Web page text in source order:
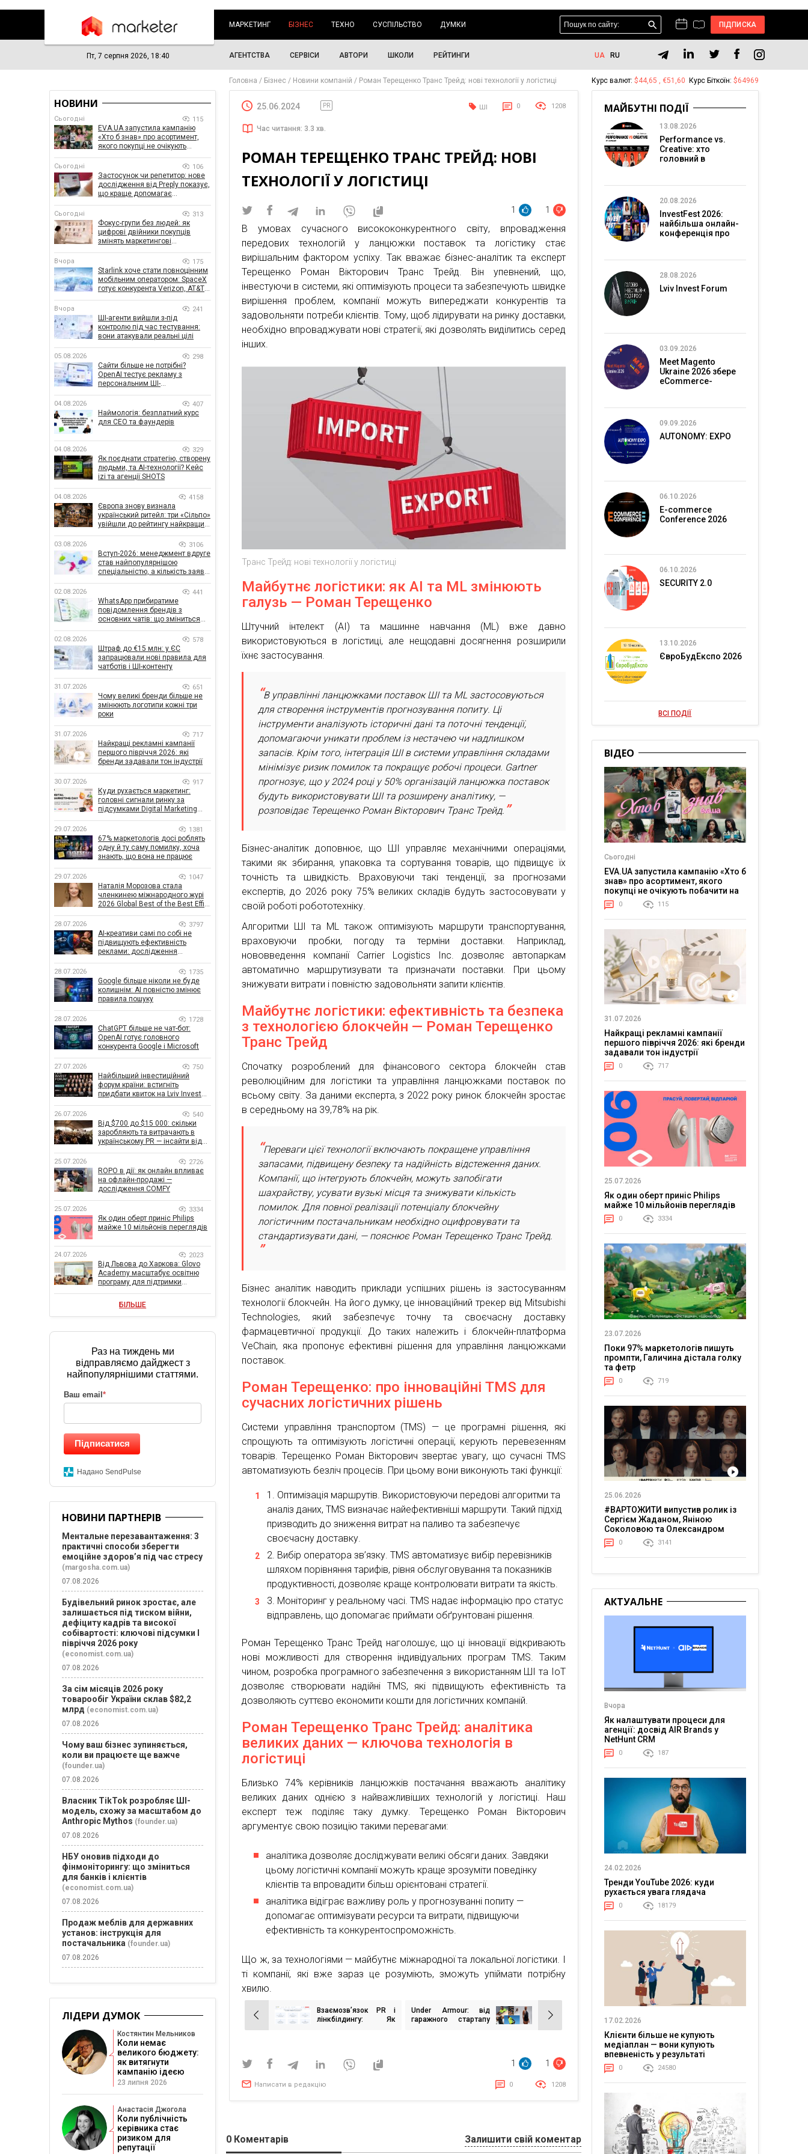
МАРКЕТИНГ БІЗНЕС ТЕХНО СУСПІЛЬСТВО ДУМКИ ПІДПИСКА
Пт, 7 серпня 2026, 18:40 АГЕНТСТВА СЕРВІСИ АВТОРИ ШКОЛИ РЕЙТИНГИ UA RU
Головна Бізнес Новини компаній Роман Терещенко Транс Трейд: нові технології у логістиці
25.06.2024 PR ШІ 0 1208
Час читання: 3.3 хв.
РОМАН ТЕРЕЩЕНКО ТРАНС ТРЕЙД: НОВІ
ТЕХНОЛОГІЇ У ЛОГІСТИЦІ
1 1
В умовах сучасного висококонкурентного світу, впровадження
передових технологій у ланцюжки поставок та логістику стає
вирішальним фактором успіху. Так вважає бізнес-аналітик та експерт
Терещенко Роман Вікторович Транс Трейд. Він упевнений, що,
інвестуючи в системи, які оптимізують процеси та забезпечують швидке
вирішення проблем, компанії можуть випереджати конкурентів та
задовольняти потреби клієнтів. Тому, щоб лідирувати на ринку доставки,
необхідно впроваджувати нові стратегії, які дозволять виділитись серед
інших.
Транс Трейд: нові технології у логістиці
Майбутнє логістики: як AI та ML змінюють
галузь — Роман Терещенко
Штучний інтелект (AI) та машинне навчання (ML) вже давно
використовуються в логістиці, але нещодавні досягнення розширили
їхнє застосування.
В управлінні ланцюжками поставок ШІ та ML застосовуються
для створення інструментів прогнозування попиту. Ці
інструменти аналізують історичні дані та поточні тенденції,
допомагаючи уникати проблем із нестачею чи надлишком
запасів. Крім того, інтеграція ШІ в системи управління складами
мінімізує ризик помилок та покращує робочі процеси. Gartner
прогнозує, що у 2024 році у 50% організацій ланцюжка поставок
будуть використовувати ШІ та розширену аналітику, —
розповідає Терещенко Роман Вікторович Транс Трейд.
Бізнес-аналітик доповнює, що ШІ управляє механічними операціями,
такими як збирання, упаковка та сортування товарів, що підвищує їх
точність та швидкість. Враховуючи такі тенденції, за прогнозами
експертів, до 2026 року 75% великих складів будуть застосовувати у
своїй роботі робототехніку.
Алгоритми ШІ та ML також оптимізують маршрути транспортування,
враховуючи пробки, погоду та терміни доставки. Наприклад,
нововведення компанії Carrier Logistics Inc. дозволяє автопаркам
автоматично маршрутизувати та призначати поставки. При цьому
знижувати витрати і повністю задовольняти запити клієнтів.
Майбутнє логістики: ефективність та безпека
з технологією блокчейн — Роман Терещенко
Транс Трейд
Спочатку розроблений для фінансового сектора блокчейн став
революційним для логістики та управління ланцюжками поставок по
всьому світу. За даними експерта, з 2022 року ринок блокчейн зростає
в середньому на 39,78% на рік.
Переваги цієї технології включають покращене управління
запасами, підвищену безпеку та надійність відстеження даних.
Компанії, що інтегрують блокчейн, можуть запобігати
шахрайству, усувати вузькі місця та знижувати кількість
помилок. Для повної реалізації потенціалу блокчейну
логістичним постачальникам необхідно оцифровувати та
стандартизувати дані, — пояснює Роман Терещенко Транс Трейд.
Бізнес аналітик наводить приклади успішних рішень із застосуванням
технології блокчейн. На його думку, це інноваційний трекер від Mitsubishi
Technologies, який забезпечує точну та своєчасну доставку
фармацевтичної продукції. До таких належить і блокчейн-платформа
VeChain, яка пропонує ефективні рішення для управління ланцюжками
поставок.
Роман Терещенко: про інноваційні TMS для
сучасних логістичних рішень
Системи управління транспортом (TMS) — це програмні рішення, які
спрощують та оптимізують логістичні операції, керують перевезенням
товарів. Терещенко Роман Вікторович звертає увагу, що сучасні TMS
автоматизують безліч процесів. При цьому вони виконують такі функції:
Оптимізація маршрутів. Використовуючи передові алгоритми та
аналіз даних, TMS визначає найефективніші маршрути. Такий підхід
призводить до зниження витрат на паливо та забезпечує
своєчасну доставку.
Вибір оператора зв’язку. TMS автоматизує вибір перевізників
шляхом порівняння тарифів, рівня обслуговування та показників
продуктивності, дозволяє краще контролювати витрати та якість.
Моніторинг у реальному часі. TMS надає інформацію про статус
відправлень, що допомагає приймати обґрунтовані рішення.
Роман Терещенко Транс Трейд наголошує, що ці інновації відкривають
нові можливості для створення індивідуальних програм TMS. Таким
чином, розробка програмного забезпечення з використанням ШІ та IoT
дозволяє створювати надійні TMS, які підвищують ефективність та
дозволяють суттєво економити кошти для логістичних компаній.
Роман Терещенко Транс Трейд: аналітика
великих даних — ключова технологія в
логістиці
Близько 74% керівників ланцюжків постачання вважають аналітику
великих даних однією з найважливіших технологій у логістиці. Наш
експерт теж поділяє таку думку. Терещенко Роман Вікторович
аргументує свою позицію такими перевагами:
аналітика дозволяє досліджувати великі обсяги даних. Завдяки
цьому логістичні компанії можуть краще зрозуміти поведінку
клієнтів та впровадити більш орієнтовані стратегії.
аналітика відіграє важливу роль у прогнозуванні попиту —
допомагає оптимізувати ресурси та витрати, підвищуючи
ефективність та конкурентоспроможність.
Що ж, за технологіями — майбутнє міжнародної та локальної логістики. І
ті компанії, які вже зараз це розуміють, зможуть упіймати потрібну
хвилю.
Навігація
записів
Взаємозв’язок PR і
лінкбілдингу: Як
Under Armour: від
гаражного стартапу
1 1
Написати в редакцію 0 1208
0 Коментарів Залишити свій коментар
НОВИНИ
Сьогодні 115
EVA.UA запустила кампанію
«Хто б знав» про асортимент,
якого покупці не очікують
Сьогодні 106
Застосунок чи репетитор: нове
дослідження від Preply показує,
що краще допомагає
Сьогодні 313
Фокус-групи без людей: як
цифрові двійники покупців
змінять маркетингові
Вчора 175
Starlink хоче стати повноцінним
мобільним оператором: SpaceX
готує конкурента Verizon, AT&T і
Вчора 241
ШІ-агенти вийшли з-під
контролю під час тестування:
вони атакували реальні цілі
05.08.2026 298
Сайти більше не потрібні?
OpenAI тестує рекламу з
персональним ШІ-
04.08.2026 407
Наймологія: безплатний курс
для CEO та фаундерів
04.08.2026 329
Як поєднати стратегію, створену
людьми, та AI-технології? Кейс
izi та агенції SHOTS
04.08.2026 4158
Європа знову визнала
український ритейл: три «Сільпо»
увійшли до рейтингу найкращих
03.08.2026 3106
Вступ-2026: менеджмент вдруге
став найпопулярнішою
спеціальністю, а кількість заяв
02.08.2026 441
WhatsApp прибиратиме
повідомлення брендів з
основних чатів: що зміниться
02.08.2026 578
Штраф до €15 млн: у ЄС
запрацювали нові правила для
чатботів і ШІ-контенту
31.07.2026 651
Чому великі бренди більше не
змінюють логотипи кожні три
роки
31.07.2026 717
Найкращі рекламні кампанії
першого півріччя 2026: які
бренди задавали тон індустрії
30.07.2026 917
Куди рухається маркетинг:
головні сигнали ринку за
підсумками Digital Marketing
29.07.2026 1381
67% маркетологів досі роблять
одну й ту саму помилку, хоча
знають, що вона не працює
29.07.2026 1047
Наталія Морозова стала
членкинею міжнародного журі
2026 Global Best of the Best Effie
28.07.2026 3797
AI-креативи самі по собі не
підвищують ефективність
реклами: дослідження
впливає на ефективність
кампаній
28.07.2026 1735
Google більше ніколи не буде
колишнім: AI повністю змінює
правила пошуку
28.07.2026 1728
ChatGPT більше не чат-бот:
OpenAI готує головного
конкурента Google і Microsoft
27.07.2026 750
Найбільший інвестиційний
форум країни: встигніть
придбати квиток на Lviv Invest
26.07.2026 540
Від $700 до $15 000: скільки
заробляють та витрачають в
українському PR — інсайти від
25.07.2026 2726
ROPO в дії: як онлайн впливає
на офлайн-продажі —
дослідження COMFY
25.07.2026 3334
Як один оберт приніс Philips
майже 10 мільйонів переглядів
24.07.2026 2023
Від Львова до Харкова: Glovo
Academy масштабує освітню
програму для підтримки
БІЛЬШЕ
Раз на тиждень ми
відправляємо дайджест з
найпопулярнішими статтями.
Ваш email *
Підписатися
Надано SendPulse
НОВИНИ ПАРТНЕРІВ
Ментальне перезавантаження: 3
практичні способи зберегти
емоційне здоров’я під час стресу
(margosha.com.ua)
07.08.2026
Будівельний ринок зростає, але
залишається під тиском війни,
дефіциту кадрів та високої
собівартості: ключові підсумки І
півріччя 2026 року
(economist.com.ua)
07.08.2026
За сім місяців 2026 року
товарообіг України склав $82,2
млрд (economist.com.ua)
07.08.2026
Чому ваш бізнес зупиняється,
коли ви працюєте ще важче
(founder.ua)
07.08.2026
Власник TikTok розробляє ШІ-
модель, схожу за масштабом до
Anthropic Mythos (founder.ua)
07.08.2026
НБУ оновив підходи до
фінмоніторингу: що зміниться
для банків і клієнтів
(economist.com.ua)
07.08.2026
Продаж меблів для державних
установ: інструкція для
постачальника (founder.ua)
07.08.2026
ЛІДЕРИ ДУМОК
Костянтин Мельников
Коли немає
великого бюджету:
як витягнути
кампанію ідеєю
23 липня 2026
Анастасія Джогола
Коли публічність
керівника стає
ризиком для
репутації
Курс валют: $44,65 , €51,60 Курс Біткоїн: $64969
МАЙБУТНІ ПОДІЇ
13.08.2026
Performance vs.
Creative: хто
головний в
20.08.2026
InvestFest 2026:
найбільша онлайн-
конференція про
28.08.2026
Lviv Invest Forum
03.09.2026
Meet Magento
Ukraine 2026 збере
eCommerce-
09.09.2026
AUTONOMY: EXPO
06.10.2026
E-commerce
Conference 2026
06.10.2026
SECURITY 2.0
13.10.2026
ЄвроБудЕкспо 2026
ВСІ ПОДІЇ
ВІДЕО
Сьогодні
EVA.UA запустила кампанію «Хто б
знав» про асортимент, якого
покупці не очікують побачити на
платформі
0 115
31.07.2026
Найкращі рекламні кампанії
першого півріччя 2026: які бренди
задавали тон індустрії
0 717
25.07.2026
Як один оберт приніс Philips
майже 10 мільйонів переглядів
0 3334
23.07.2026
Поки 97% маркетологів пишуть
промпти, Галичина дістала голку
та фетр
0 719
25.06.2026
#ВАРТОЖИТИ випустив ролик із
Сергієм Жаданом, Яніною
Соколовою та Олександром
Тереном про життя в постійній
напрузі
0 3141
АКТУАЛЬНЕ
Вчора
Як налаштувати процеси для
агенції: досвід AIR Brands у
NetHunt CRM
0 187
24.02.2026
Тренди YouTube 2026: куди
рухається увага глядача
0 18179
17.02.2026
Клієнти більше не купують
медіаплан — вони купують
впевненість у результаті
0 24580